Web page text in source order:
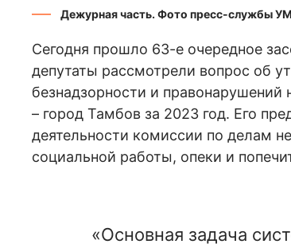
Дежурная часть. Фото пресс-службы
Сегодня прошло 63-е очередное
депутаты рассмотрели вопрос об
безнадзорности и правонарушений
– город Тамбов за 2023 год. Его
деятельности комиссии по делам
социальной работы, опеки и
«Основная задача